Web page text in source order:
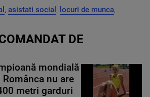
, asistati social , locuri de munca,
DE
mondială
nu are
metri garduri